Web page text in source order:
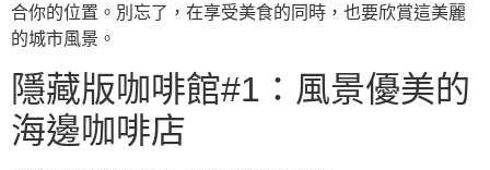
合你的位置。別忘了，在享受美食的同時，也要欣賞這美麗
的城市風景。
隱藏版咖啡館#1：風景優美的
海邊咖啡店